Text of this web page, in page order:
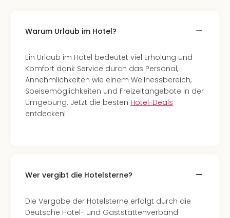
Warum Urlaub im Hotel?
Ein Urlaub im Hotel bedeutet viel Erholung und
Komfort dank Service durch das Personal,
Annehmlichkeiten wie einem Wellnessbereich,
Speisemöglichkeiten und Freizeitangebote in der
Umgebung. Jetzt die besten Hotel-Deals
entdecken!
Wer vergibt die Hotelsterne?
Die Vergabe der Hotelsterne erfolgt durch die
Deutsche Hotel- und Gaststättenverband